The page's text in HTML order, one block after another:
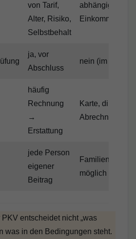
von Tarif,
Alter, Risiko,
Selbstbehalt
abhängig vom
Einkommen
ja, vor
Abschluss
nein (im
häufig
Rechnung
→
Erstattung
Karte, direkte
Abrechnung
jede Person
eigener
Beitrag
möglich
entscheidet nicht „was
was in den Bedingungen steht.